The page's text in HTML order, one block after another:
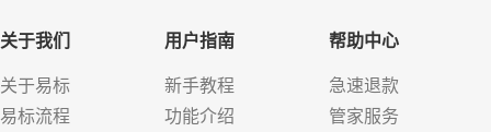
关于我们
关于易标
易标流程
用户指南
新手教程
功能介绍
帮助中心
急速退款
管家服务